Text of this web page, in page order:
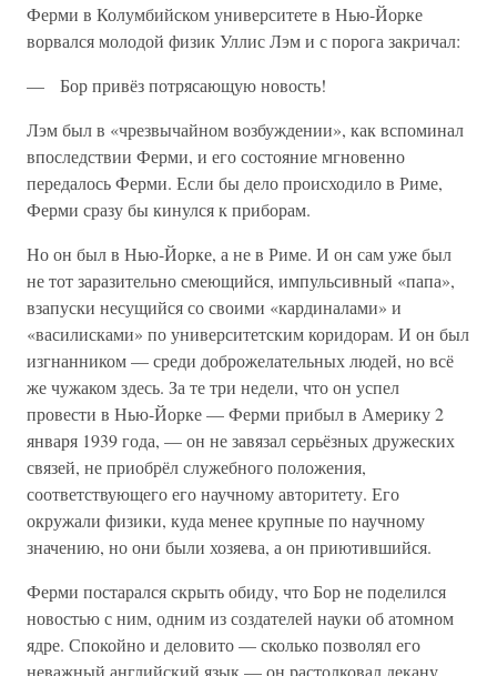
Ферми в Колумбийском университете в Нью-Йорке
ворвался молодой физик Уллис Лэм и с порога закричал:
— Бор привёз потрясающую новость!
Лэм был в «чрезвычайном возбуждении», как вспоминал
впоследствии Ферми, и его состояние мгновенно
передалось Ферми. Если бы дело происходило в Риме,
Ферми сразу бы кинулся к приборам.
Но он был в Нью-Йорке, а не в Риме. И он сам уже был
не тот заразительно смеющийся, импульсивный «папа»,
взапуски несущийся со своими «кардиналами» и
«василисками» по университетским коридорам. И он был
изгнанником — среди доброжелательных людей, но всё
же чужаком здесь. За те три недели, что он успел
провести в Нью-Йорке — Ферми прибыл в Америку 2
января 1939 года, — он не завязал серьёзных дружеских
связей, не приобрёл служебного положения,
соответствующего его научному авторитету. Его
окружали физики, куда менее крупные по научному
значению, но они были хозяева, а он приютившийся.
Ферми постарался скрыть обиду, что Бор не поделился
новостью с ним, одним из создателей науки об атомном
ядре. Спокойно и деловито — сколько позволял его
неважный английский язык — он растолковал декану